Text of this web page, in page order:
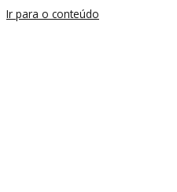
Ir para o conteúdo